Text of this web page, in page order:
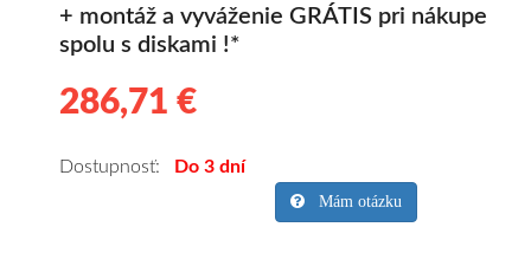
+ montáž a vyváženie GRÁTIS pri nákupe
spolu s diskami !*
286,71 €
pneumatiky
SUV/crossover
Dostupnosť: Do 3 dní
Mám otázku